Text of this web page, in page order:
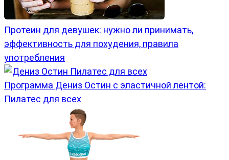
Протеин для девушек: нужно ли принимать,
эффективность для похудения, правила
употребления
Программа Дениз Остин с эластичной лентой:
Пилатес для всех